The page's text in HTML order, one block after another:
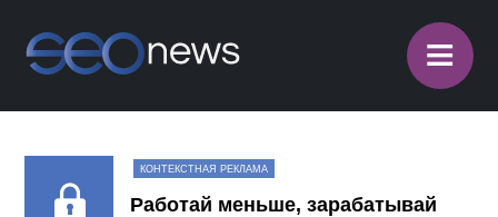
≡
КОНТЕКСТНАЯ РЕКЛАМА
Работай меньше, зарабатывай